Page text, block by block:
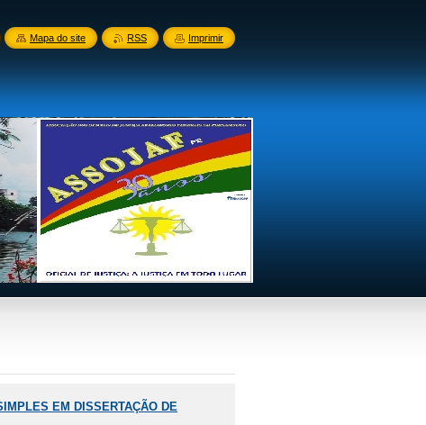
EM DISSERTAÇÃO DE
Mapa do site RSS Imprimir